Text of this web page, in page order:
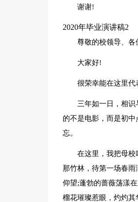
谢谢!
2020年毕业演讲稿2
尊敬的校领导、各
大家好!
很荣幸能在这里代
三年如一日，相
的不是电影，而是初
忘。
在这里，我把母校
那竹林，待第一场春
仰望;蓬勃的蔷薇荡漾
榴花璀璨惹眼，灼灼